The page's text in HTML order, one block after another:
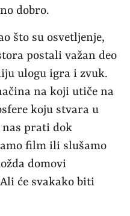
dobro.
što su osvetljenje,
postali važan deo
ulogu igra i zvuk.
na koji utiče na
koju stvara u
nas prati dok
film ili slušamo
domovi
će svakako biti